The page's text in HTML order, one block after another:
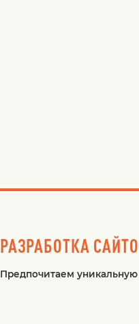
РАЗРАБОТКА
Предпочитаем уникальную